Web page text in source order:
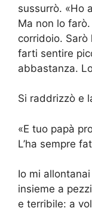
sussurrò. «Ho
Ma non lo
corridoio. Sarò
farti sentire
abbastanza.
Si raddrizzò e
«E tuo papà
L’ha sempre
Io mi
insieme a
e terribile: a